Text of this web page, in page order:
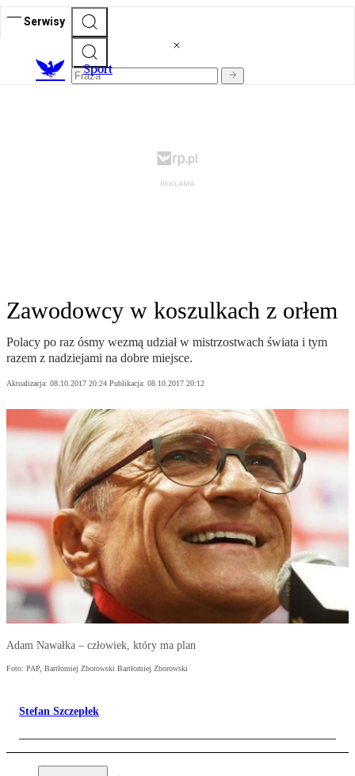
Serwisy
Sport
Zawodowcy w koszulkach z orłem
Polacy po raz ósmy wezmą udział w mistrzostwach świata i tym
razem z nadziejami na dobre miejsce.
Aktualizacja: 08.10.2017 20:24 Publikacja: 08.10.2017 20:12
Adam Nawałka – człowiek, który ma plan
Foto: PAP, Bartłomiej Zborowski Bartłomiej Zborowski
Stefan Szczepłek